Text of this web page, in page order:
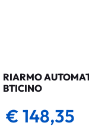
RIARMO
BTICINO
€ 148,35